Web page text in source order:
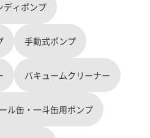
る際に使用するもの。従来は缶
込むなど。これまでライトで缶
叩いたりしていた作業を効率化
中断することなく、測定できる
ております。 是非ご覧くだ
ディポンプ
手動式ポンプ
バキュームクリーナー
ル缶・一斗缶用ポンプ